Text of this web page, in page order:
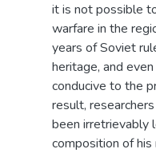
it is not possible
warfare in the
years of Soviet
heritage, and
conducive to the
result,
been irretrievably
composition of